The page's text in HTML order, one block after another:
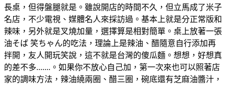
長桌，但得盤腿就是。雖說開店的時間不久，但立馬成了米子
名店，不少電視、媒體名人來採訪過。基本上就是分正常版和
辣味，另外就是叉燒加量，選擇算是相對簡單。桌上放著一張
油そば 笑ちゃん的吃法，理論上是辣油、醋隨意自行添加再
拌開，友人開玩笑說，這不就是台灣的傻瓜麵。想想，好想真
的差不多.......。如果你不放心自己加，第一次來也可以照著店
家的調味方法，辣油繞兩圈、醋三圈，碗底還有芝麻油醬汁，